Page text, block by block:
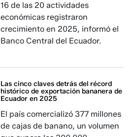
16 de las 20 actividades
económicas registraron
crecimiento en 2025, informó el
Banco Central del Ecuador.
Las cinco claves detrás del récord
histórico de exportación bananera de
Ecuador en 2025
El país comercializó 377 millones
de cajas de banano, un volumen